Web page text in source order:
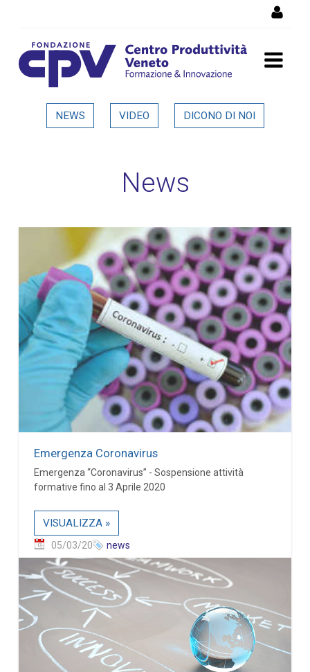
Dettaglio in evidenza
NEWS VIDEO DICONO DI NOI
News
Emergenza Coronavirus
Emergenza “Coronavirus” - Sospensione attività
formative fino al 3 Aprile 2020
VISUALIZZA »
05/03/20 news